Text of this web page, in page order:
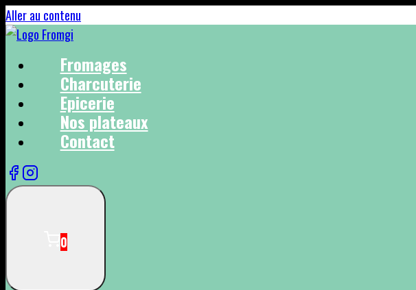
Aller au contenu
Fromages
Charcuterie
Epicerie
Nos plateaux
Contact
0